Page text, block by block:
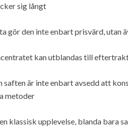
sig långt
gör den inte enbart prisvärd, utan
kan utblandas till
saften är inte enbart avsedd att
metoder
klassisk upplevelse, blanda bara